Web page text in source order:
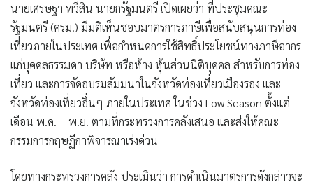
นายเศรษฐา ทวีสิน นายกรัฐมนตรี เปิดเผยว่า ที่ประชุมคณะ
รัฐมนตรี (ครม.) มีมติเห็นชอบมาตรการภาษีเพื่อสนับสนุนการท่อง
เที่ยวภายในประเทศ เพื่อกำหนดการใช้สิทธิ์ประโยชน์ทางภาษีอากร
แก่บุคคลธรรมดา บริษัท หรือห้าง หุ้นส่วนนิติบุคคล สำหรับการท่อง
เที่ยว และการจัดอบรมสัมมนาในจังหวัดท่องเที่ยวเมืองรอง และ
จังหวัดท่องเที่ยวอื่นๆ ภายในประเทศ ในช่วง Low Season ตั้งแต่
เดือน พ.ค. – พ.ย. ตามที่กระทรวงการคลังเสนอ และส่งให้คณะ
กรรมการกฤษฏีกาพิจารณาเร่งด่วน
โดยทางกระทรวงการคลัง ประเมินว่า การดำเนินมาตรการดังกล่าวจะ